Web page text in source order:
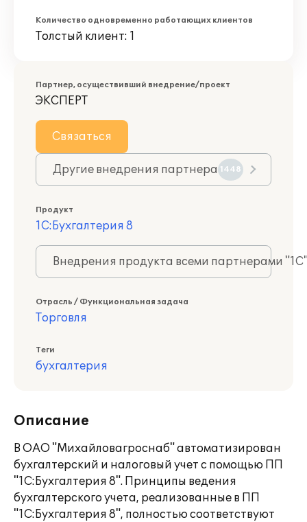
Количество одновременно работающих клиентов
Толстый клиент: 1
Партнер, осуществивший внедрение/проект
ЭКСПЕРТ
Связаться
Другие внедрения партнера 1448
Продукт
1С:Бухгалтерия 8
Внедрения продукта всеми партнерами
Отрасль / Функциональная задача
Торговля
Теги
бухгалтерия
Описание
В ОАО "Михайловагроснаб" автоматизирован
бухгалтерский и налоговый учет с помощью ПП
"1С:Бухгалтерия 8". Принципы ведения
бухгалтерского учета, реализованные в ПП
"1С:Бухгалтерия 8", полностью соответствуют